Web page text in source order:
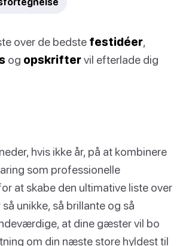
over de bedste festidéer,
og opskriftervil efterlade dig
hvis ikke år, på at kombinere
som professionelle
at skabe den ultimative liste over
unikke, så brillante og så
at dine gæster vil bo
om din næste store hyldest til